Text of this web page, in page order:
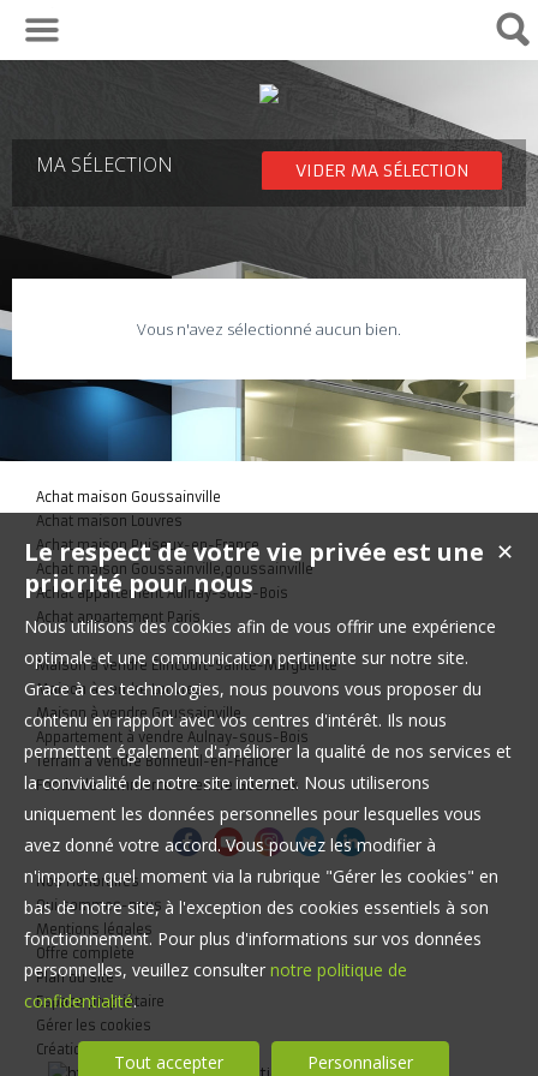
MA SÉLECTION VIDER MA SÉLECTION
Vous n'avez sélectionné aucun bien.
Achat maison Goussainville
Achat maison Louvres
Achat maison Puiseux-en-France
Achat maison Goussainville,goussainville
Achat appartement Aulnay-sous-Bois
Achat appartement Paris
Maison à vendre Élincourt-Sainte-Marguerite
Maison à vendre Louvres
Maison à vendre Goussainville
Appartement à vendre Aulnay-sous-Bois
Terrain à vendre Bonneuil-en-France
Fonds de commerce à vendre Gouvieux
Nos Honoraires
Qui sommes-nous
Mentions légales
Offre complète
Plan du site
Espace propriétaire
Gérer les cookies
Création site internet immobilier
✕
Le respect de votre vie privée est une
priorité pour nous
Nous utilisons des cookies afin de vous offrir une expérience
optimale et une communication pertinente sur notre site.
Grace à ces technologies, nous pouvons vous proposer du
contenu en rapport avec vos centres d'intérêt. Ils nous
permettent également d'améliorer la qualité de nos services et
la convivialité de notre site internet. Nous utiliserons
uniquement les données personnelles pour lesquelles vous
avez donné votre accord. Vous pouvez les modifier à
n'importe quel moment via la rubrique "Gérer les cookies" en
bas de notre site, à l'exception des cookies essentiels à son
fonctionnement. Pour plus d'informations sur vos données
personnelles, veuillez consulter notre politique de
confidentialité.
Tout accepter Personnaliser